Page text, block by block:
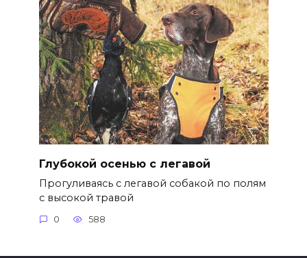
Глубокой осенью с легавой
Прогуливаясь с легавой собакой по полям
с высокой травой
0 588